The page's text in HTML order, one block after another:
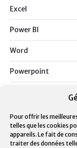
Pour offrir les
telles que les cookies
appareils. Le fait de
traiter des données
Excel
Power BI
Word
Powerpoint
Teams
Notion